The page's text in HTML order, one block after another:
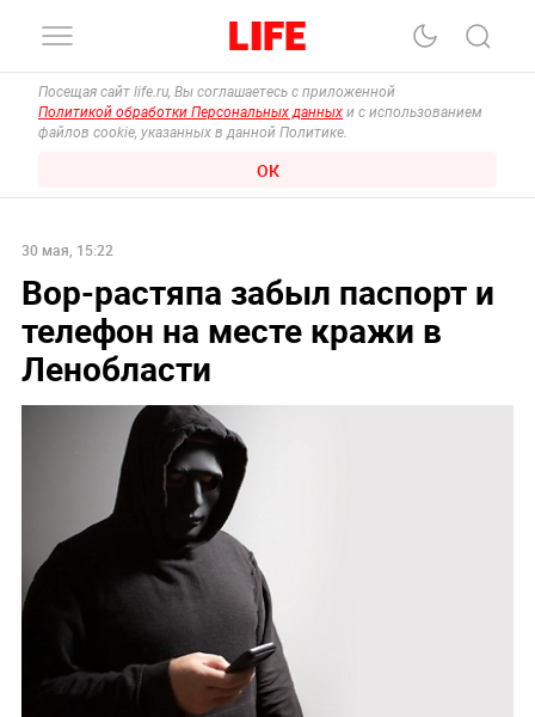
Посещая сайт life.ru, Вы соглашаетесь с приложенной
Политикой обработки Персональных данных и с использованием
файлов cookie, указанных в данной Политике.
ОК
30 мая, 15:22
Вор-растяпа забыл паспорт и
телефон на месте кражи в
Ленобласти